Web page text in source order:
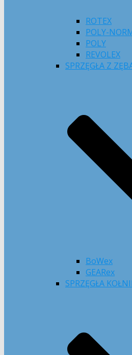
ROTEX
POLY-
POLY
REVOLEX
SPRZĘGŁA Z
BoWex
GEARex
SPRZĘGŁA